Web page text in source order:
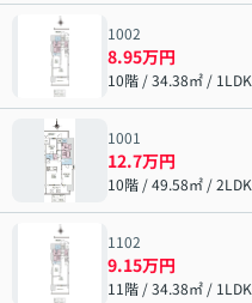
1002
8.95万円
10階 / 34.38㎡ / 1LDK
1001
12.7万円
10階 / 49.58㎡ / 2LDK
1102
9.15万円
11階 / 34.38㎡ / 1LDK